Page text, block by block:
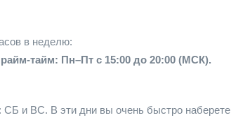
в неделю:
тайм: Пн–Пт с 15:00 до 20:00 (МСК).
СБ и ВС. В эти дни вы очень быстро наберете